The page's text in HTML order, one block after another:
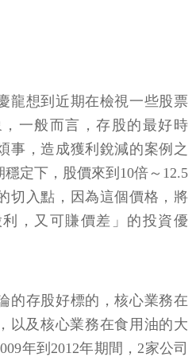
龍想到近期在檢視一些股票
一般而言，存股的最好時
事，造成獲利銳減的案例之
定下，股價來到10倍～12.5
切入點，因為這個價格，將
，又可賺價差」的投資優
的存股好標的，核心業務在
以及核心業務在食用油的大
年到2012年期間，2家公司